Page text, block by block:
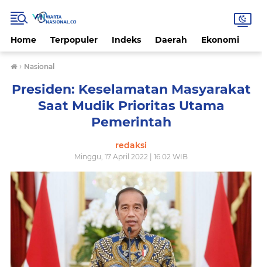
Home Terpopuler Indeks Daerah Ekonomi
› Nasional
Presiden: Keselamatan Masyarakat
Saat Mudik Prioritas Utama
Pemerintah
redaksi
Minggu, 17 April 2022 | 16.02 WIB